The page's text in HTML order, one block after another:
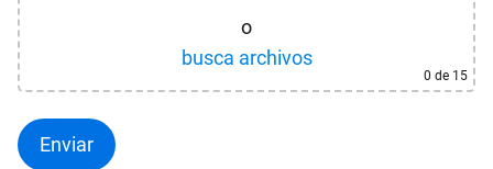
o
busca archivos
0 de 15